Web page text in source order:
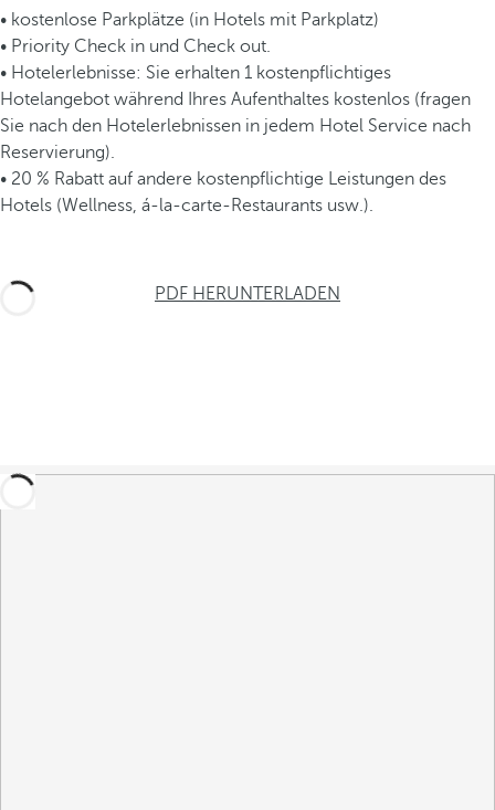
• kostenlose Parkplätze (in Hotels mit Parkplatz)
• Priority Check in und Check out.
• Hotelerlebnisse: Sie erhalten 1 kostenpflichtiges
Hotelangebot während Ihres Aufenthaltes kostenlos (fragen
Sie nach den Hotelerlebnissen in jedem Hotel Service nach
Reservierung).
• 20 % Rabatt auf andere kostenpflichtige Leistungen des
Hotels (Wellness, á-la-carte-Restaurants usw.).
PDF HERUNTERLADEN